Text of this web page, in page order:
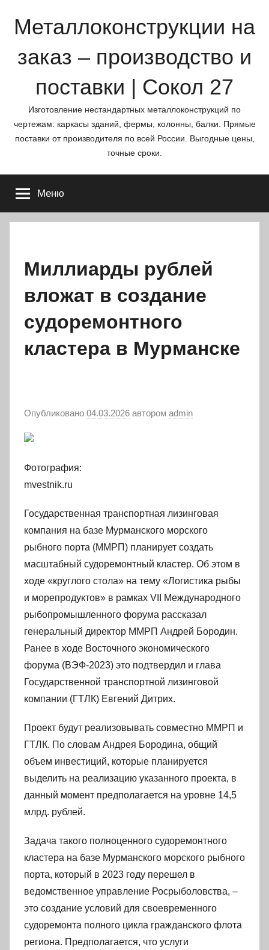
Металлоконструкции на
заказ – производство и
поставки | Сокол 27
Изготовление нестандартных металлоконструкций по
чертежам: каркасы зданий, фермы, колонны, балки. Прямые
поставки от производителя по всей России. Выгодные цены,
точные сроки.
Меню
Миллиарды рублей
вложат в создание
судоремонтного
кластера в Мурманске
Опубликовано 04.03.2026 автором admin
Фотография:
mvestnik.ru
Государственная транспортная лизинговая
компания на базе Мурманского морского
рыбного порта (ММРП) планирует создать
масштабный судоремонтный кластер. Об этом в
ходе «круглого стола» на тему «Логистика рыбы
и морепродуктов» в рамках VII Международного
рыбопромышленного форума рассказал
генеральный директор ММРП Андрей Бородин.
Ранее в ходе Восточного экономического
форума (ВЭФ-2023) это подтвердил и глава
Государственной транспортной лизинговой
компании (ГТЛК) Евгений Дитрих.
Проект будут реализовывать совместно ММРП и
ГТЛК. По словам Андрея Бородина, общий
объем инвестиций, которые планируется
выделить на реализацию указанного проекта, в
данный момент предполагается на уровне 14,5
млрд. рублей.
Задача такого полноценного судоремонтного
кластера на базе Мурманского морского рыбного
порта, который в 2023 году перешел в
ведомственное управление Росрыболовства, –
это создание условий для своевременного
судоремонта полного цикла гражданского флота
региона. Предполагается, что услуги